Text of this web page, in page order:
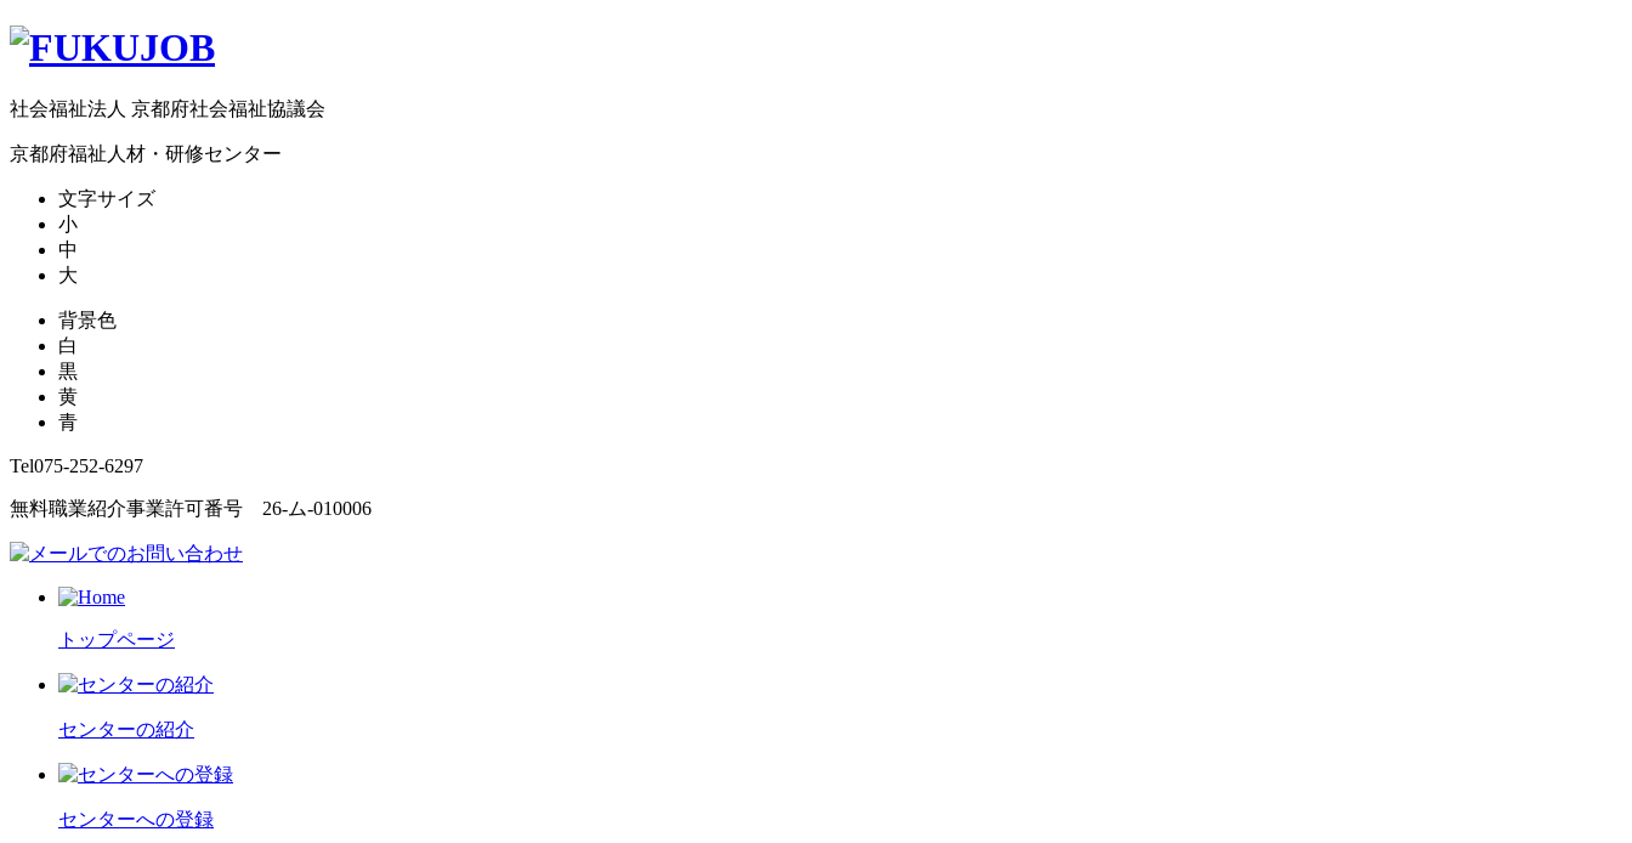
社会福祉法人 京都府社会福祉協議会
京都府福祉人材・研修センター
文字サイズ
小
中
大
背景色
白
黒
黄
青
Tel075-252-6297
無料職業紹介事業許可番号 26-ム-010006
トップページ
センターの紹介
センターへの登録